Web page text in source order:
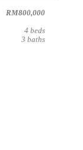
RM800,000
4 beds
3 baths